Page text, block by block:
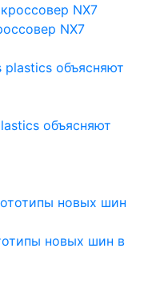
NX7
объясняют
новых шин в